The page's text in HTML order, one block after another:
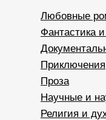
Любовные
Фантастика
Приключения
Проза
Научные и
Религия и